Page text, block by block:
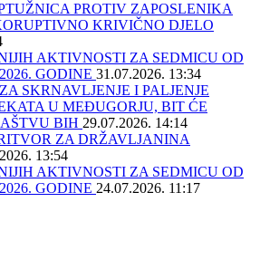
PROTIV ZAPOSLENIKA
KRIVIČNO DJELO
AKTIVNOSTI ZA SEDMICU OD
GODINE 31.07.2026. 13:34
SKRNAVLJENJE I PALJENJE
U MEĐUGORJU, BIT ĆE
BIH 29.07.2026. 14:14
ZA DRŽAVLJANINA
13:54
AKTIVNOSTI ZA SEDMICU OD
GODINE 24.07.2026. 11:17